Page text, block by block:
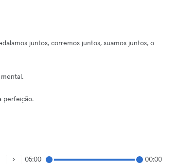
juntos, corremos juntos, suamos juntos, o
mental.
perfeição.
05:00 00:00